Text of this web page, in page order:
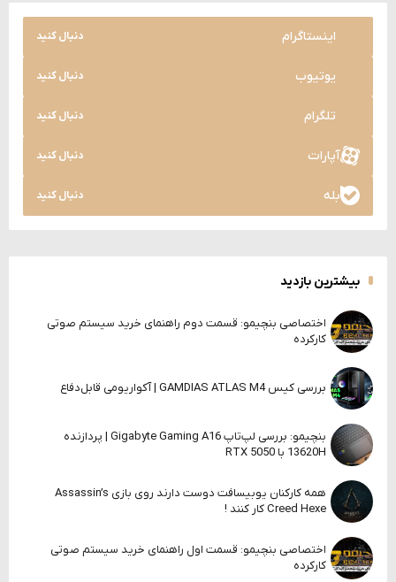
اینستاگرام دنبال کنید
یوتیوب دنبال کنید
تلگرام دنبال کنید
آپارات دنبال کنید
بله دنبال کنید
بیشترین بازدید
اختصاصی بنچیمو: قسمت دوم راهنمای خرید سیستم صوتی
کارکرده
بررسی کیس GAMDIAS ATLAS M4 | آکواریومی قابل‌دفاع
بنچیمو: بررسی لپ‌تاپ Gigabyte Gaming A16 | پردازنده
13620H با RTX 5050
همه کارکنان یوبیسافت دوست دارند روی بازی Assassin’s
Creed Hexe کار کنند !
اختصاصی بنچیمو: قسمت اول راهنمای خرید سیستم صوتی
کارکرده